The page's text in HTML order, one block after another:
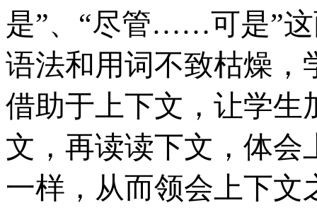
是”、“尽管……可是”
语法和用词不致枯燥，
借助于上下文，让学生
文，再读读下文，体会
一样，从而领会上下文